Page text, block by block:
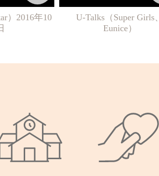
）2016年10
U-Talks（Super Girls、
Eunice）